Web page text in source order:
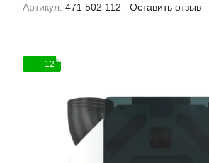
Артикул: 471 502 112 Оставить отзыв
12